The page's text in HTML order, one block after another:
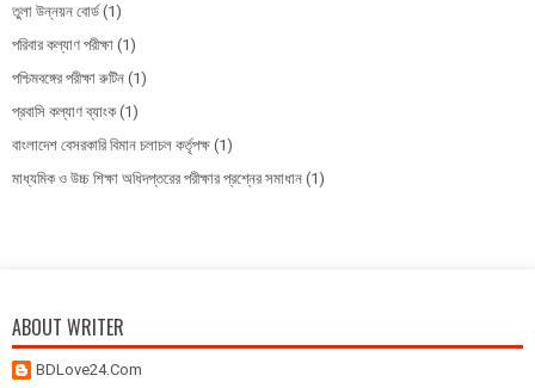
তুলা উন্নয়ন বোর্ড (1)
পরিবার কল্যাণ পরীক্ষা (1)
পশ্চিমবঙ্গের পরীক্ষা রুটিন (1)
প্রবাসি কল্যাণ ব্যাংক (1)
বাংলাদেশ বেসরকারি বিমান চলাচল কর্তৃপক্ষ (1)
মাধ্যমিক ও উচ্চ শিক্ষা অধিদপ্তরের পরীক্ষার প্রশ্নের সমাধান (1)
ABOUT WRITER
BDLove24.Com